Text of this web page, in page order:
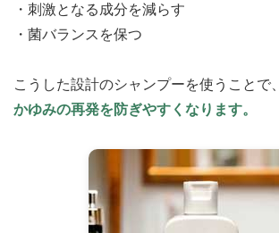
・刺激となる成分を減らす
・菌バランスを保つ
こうした設計のシャンプーを使うことで、
かゆみの再発を防ぎやすくなります。